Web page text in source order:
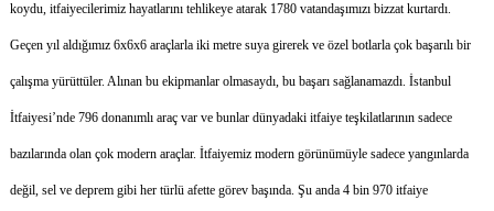
koydu, itfaiyecilerimiz hayatlarını tehlikeye atarak 1780 vatandaşımızı bizzat kurtardı.
Geçen yıl aldığımız 6x6x6 araçlarla iki metre suya girerek ve özel botlarla çok başarılı bir
çalışma yürüttüler. Alınan bu ekipmanlar olmasaydı, bu başarı sağlanamazdı. İstanbul
İtfaiyesi’nde 796 donanımlı araç var ve bunlar dünyadaki itfaiye teşkilatlarının sadece
bazılarında olan çok modern araçlar. İtfaiyemiz modern görünümüyle sadece yangınlarda
değil, sel ve deprem gibi her türlü afette görev başında. Şu anda 4 bin 970 itfaiye